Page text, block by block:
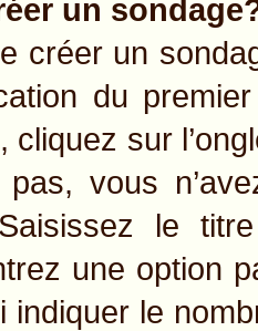
un
créer un
du
cliquez sur
vous
le
une option
indiquer le